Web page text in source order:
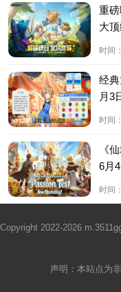
重
大
时间：
经
月3
时间：
《
6月
时间：
Copyright 2022-2026
声明：本站点为